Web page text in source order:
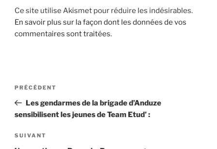
Ce site utilise Akismet pour réduire les indésirables.
En savoir plus sur la façon dont les données de vos
commentaires sont traitées.
Navigation
l’article
Article
précédent
PRÉCÉDENT
Les gendarmes de la brigade d’Anduze
sensibilisent les jeunes de Team Etud’ :
Article
SUIVANT